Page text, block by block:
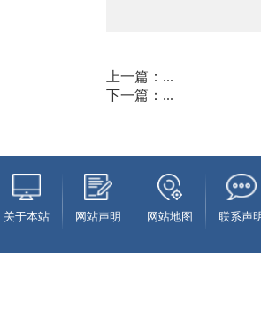
上一篇： ...
下一篇： ...
关于本站 网站声明 网站地图 联系声